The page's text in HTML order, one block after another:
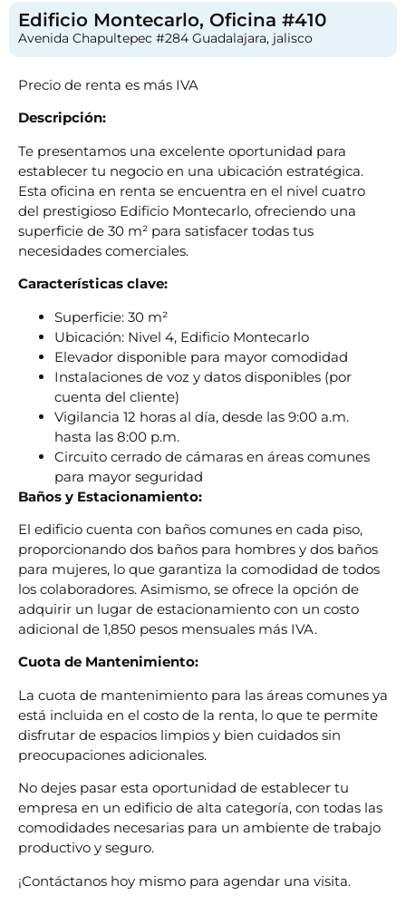
Edificio Montecarlo, Oficina #410
Avenida Chapultepec #284 Guadalajara, jalisco
Precio de renta es más IVA
Descripción:
Te presentamos una excelente oportunidad para
establecer tu negocio en una ubicación estratégica.
Esta oficina en renta se encuentra en el nivel cuatro
del prestigioso Edificio Montecarlo, ofreciendo una
superficie de 30 m² para satisfacer todas tus
necesidades comerciales.
Características clave:
Superficie: 30 m²
Ubicación: Nivel 4, Edificio Montecarlo
Elevador disponible para mayor comodidad
Instalaciones de voz y datos disponibles (por
cuenta del cliente)
Vigilancia 12 horas al día, desde las 9:00 a.m.
hasta las 8:00 p.m.
Circuito cerrado de cámaras en áreas comunes
para mayor seguridad
Baños y Estacionamiento:
El edificio cuenta con baños comunes en cada piso,
proporcionando dos baños para hombres y dos baños
para mujeres, lo que garantiza la comodidad de todos
los colaboradores. Asimismo, se ofrece la opción de
adquirir un lugar de estacionamiento con un costo
adicional de 1,850 pesos mensuales más IVA.
Cuota de Mantenimiento:
La cuota de mantenimiento para las áreas comunes ya
está incluida en el costo de la renta, lo que te permite
disfrutar de espacios limpios y bien cuidados sin
preocupaciones adicionales.
No dejes pasar esta oportunidad de establecer tu
empresa en un edificio de alta categoría, con todas las
comodidades necesarias para un ambiente de trabajo
productivo y seguro.
¡Contáctanos hoy mismo para agendar una visita.